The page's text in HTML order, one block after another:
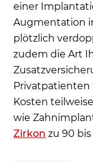
einer
Augmentation
plötzlich
zudem die Art
Privatpatienten
Kosten
wie
Zirkon zu 90